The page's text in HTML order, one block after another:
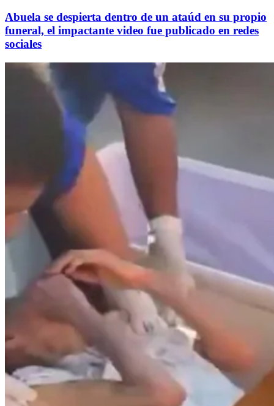
Abuela se despierta dentro de un ataúd en su propio
funeral, el impactante video fue publicado en redes
sociales